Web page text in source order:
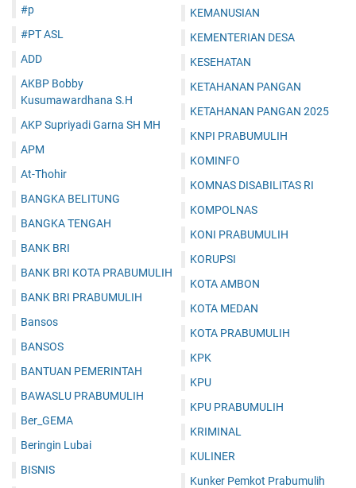
#p
#PT ASL
ADD
AKBP Bobby
Kusumawardhana S.H
AKP Supriyadi Garna SH MH
APM
At-Thohir
BANGKA BELITUNG
BANGKA TENGAH
BANK BRI
BANK BRI KOTA PRABUMULIH
BANK BRI PRABUMULIH
Bansos
BANSOS
BANTUAN PEMERINTAH
BAWASLU PRABUMULIH
Ber_GEMA
Beringin Lubai
BISNIS
KEMANUSIAN
KEMENTERIAN DESA
KESEHATAN
KETAHANAN PANGAN
KETAHANAN PANGAN 2025
KNPI PRABUMULIH
KOMINFO
KOMNAS DISABILITAS RI
KOMPOLNAS
KONI PRABUMULIH
KORUPSI
KOTA AMBON
KOTA MEDAN
KOTA PRABUMULIH
KPK
KPU
KPU PRABUMULIH
KRIMINAL
KULINER
Kunker Pemkot Prabumulih